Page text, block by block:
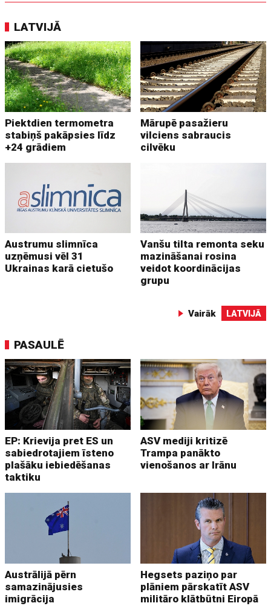
LATVIJĀ
Piektdien termometra
stabiņš pakāpsies līdz
+24 grādiem
Mārupē pasažieru
vilciens sabraucis
cilvēku
Austrumu slimnīca
uzņēmusi vēl 31
Ukrainas karā cietušo
Vanšu tilta remonta seku
mazināšanai rosina
veidot koordinācijas
grupu
Vairāk LATVIJĀ
PASAULĒ
EP: Krievija pret ES un
sabiedrotajiem īsteno
plašāku iebiedēšanas
taktiku
ASV mediji kritizē
Trampa panākto
vienošanos ar Irānu
Austrālijā pērn
samazinājusies
imigrācija
Hegsets paziņo par
plāniem pārskatīt ASV
militāro klātbūtni Eiropā